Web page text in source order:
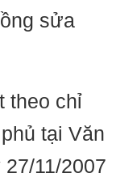
sửa
theo chỉ
tại Văn
11/2007